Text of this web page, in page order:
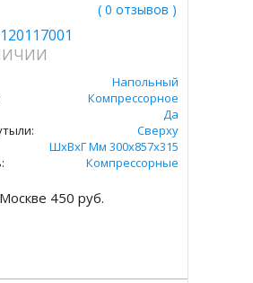
( 0 отзывов )
120117001
Напольный
Компрессорное
Да
Сверху
ШхВхГ Мм 300х857х315
Компрессорные
450 руб.